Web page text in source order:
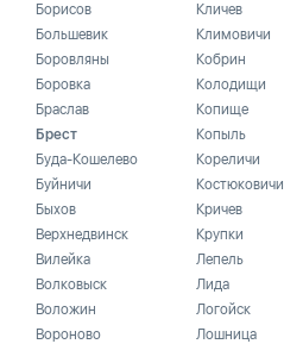
Борисов
Большевик
Боровляны
Боровка
Браслав
Брест
Буда-Кошелево
Буйничи
Быхов
Верхнедвинск
Вилейка
Волковыск
Воложин
Вороново
Кличев
Климовичи
Кобрин
Колодищи
Копище
Копыль
Кореличи
Костюковичи
Кричев
Крупки
Лепель
Лида
Логойск
Лошница